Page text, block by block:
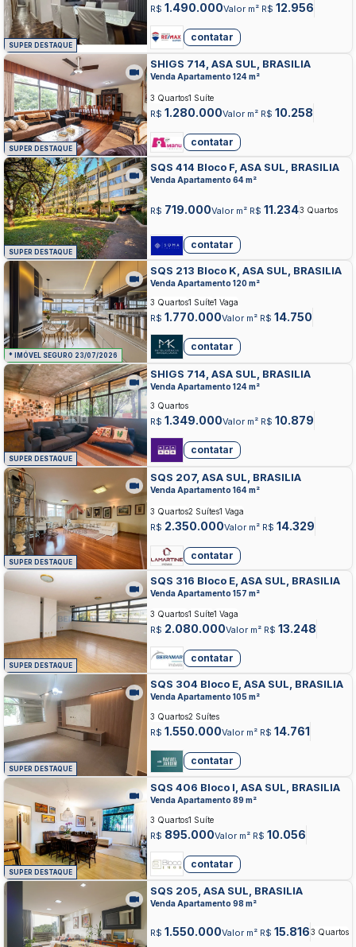
SUPER DESTAQUE
R$ 1.490.000Valor m² R$ 12.956
contatar
SUPER DESTAQUE
SHIGS 714, ASA SUL, BRASILIA
Venda Apartamento 124 m²
R$ 1.280.000Valor m² R$ 10.258
3 Quartos1 Suíte
contatar
SUPER DESTAQUE
SQS 414 Bloco F, ASA SUL, BRASILIA
Venda Apartamento 64 m²
R$ 719.000Valor m² R$ 11.2343 Quartos
contatar
* IMÓVEL SEGURO 23/07/2026
SQS 213 Bloco K, ASA SUL, BRASILIA
Venda Apartamento 120 m²
R$ 1.770.000Valor m² R$ 14.750
3 Quartos1 Suíte1 Vaga
contatar
SUPER DESTAQUE
SHIGS 714, ASA SUL, BRASILIA
Venda Apartamento 124 m²
R$ 1.349.000Valor m² R$ 10.879
3 Quartos
contatar
SUPER DESTAQUE
SQS 207, ASA SUL, BRASILIA
Venda Apartamento 164 m²
R$ 2.350.000Valor m² R$ 14.329
3 Quartos2 Suítes1 Vaga
contatar
SUPER DESTAQUE
SQS 316 Bloco E, ASA SUL, BRASILIA
Venda Apartamento 157 m²
R$ 2.080.000Valor m² R$ 13.248
3 Quartos1 Suíte1 Vaga
contatar
SUPER DESTAQUE
SQS 304 Bloco E, ASA SUL, BRASILIA
Venda Apartamento 105 m²
R$ 1.550.000Valor m² R$ 14.761
3 Quartos2 Suítes
contatar
SUPER DESTAQUE
SQS 406 Bloco I, ASA SUL, BRASILIA
Venda Apartamento 89 m²
R$ 895.000Valor m² R$ 10.056
3 Quartos1 Suíte
contatar
SQS 205, ASA SUL, BRASILIA
Venda Apartamento 98 m²
R$ 1.550.000Valor m² R$ 15.8163 Quartos